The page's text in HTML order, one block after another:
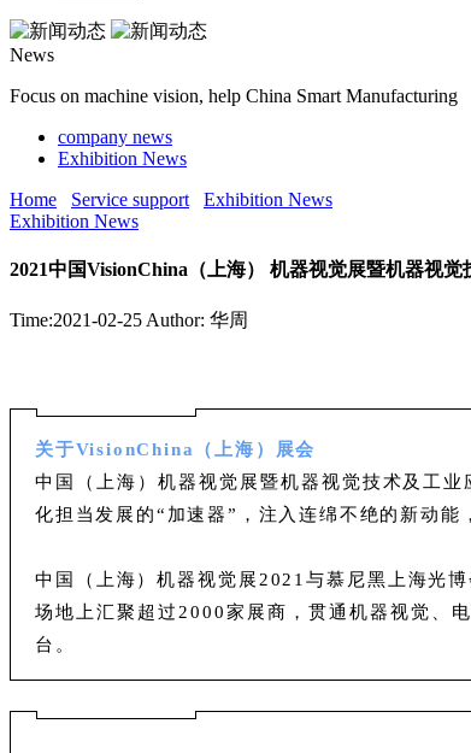
News
Focus on machine vision, help China Smart Manufacturing
company news
Exhibition News
Home
Service support
Exhibition News
Exhibition News
2021中国VisionChina（上海） 机器视觉展暨机器视
Time:2021-02-25Author: 华周
关于VisionChina（上海）展会
中国（上海）机器视觉展暨机器视觉技术及工
化担当发展的“加速器”，注入连绵不绝的新动
中国（上海）机器视觉展2021与慕尼黑上海光
场地上汇聚超过2000家展商，贯通机器视觉、
台。